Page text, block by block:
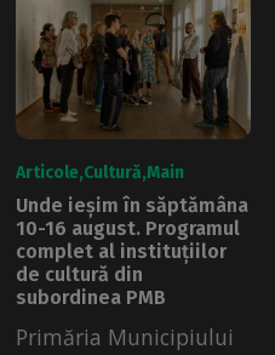
Articole Cultură Main
Unde ieșim în săptămâna
10-16 august. Programul
complet al instituțiilor
de cultură din
subordinea PMB
Primăria Municipiului